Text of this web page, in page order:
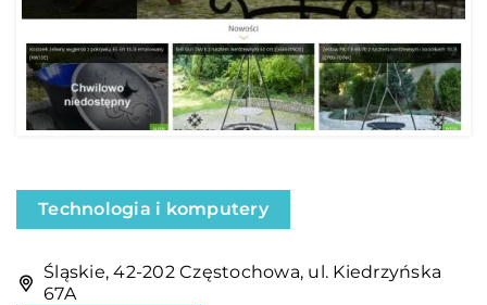
Technologia i komputery
Śląskie, 42-202 Częstochowa, ul. Kiedrzyńska
67A